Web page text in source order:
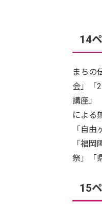
14
まちの
会」「
講座」
による
「自
「福
祭」「
15